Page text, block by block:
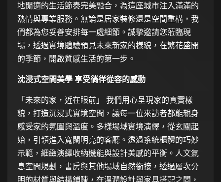
地閒適的生活節奏完美融合，為這座城市注入滿滿的
熱情與專業服務。無論是居家裝修還是空間重構，我
們都為您妥善安排每一處細節。誠摯邀請您蒞臨現
場，透過實境體驗預見未來新家的樣貌，在繁花盛開
的季節，開啟質感生活的第一步。
沈浸式空間美學 享受徜徉從容的感動
「未來的家，近在眼前」 我們用心呈現家的真實樣
貌，打造沉浸式實境空間，讓每一位來訪者都能親身
感受家的氛圍與溫度。多樣場域實境演繹，從玄關起
始，引領進入寬闊明亮的客廳。透過系統櫃體的巧妙
示範，細緻演繹收納機能與設計美感的平衡。人文氣
息空間規劃，書房與其他場域自然銜接，透過層次分
明的材質與結構鋪陳，在溫潤設計與家具搭配之間，